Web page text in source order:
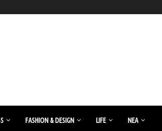
FASHION & DESIGN LIFE ΝΈΑ